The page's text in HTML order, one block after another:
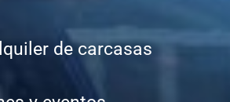
de carcasas